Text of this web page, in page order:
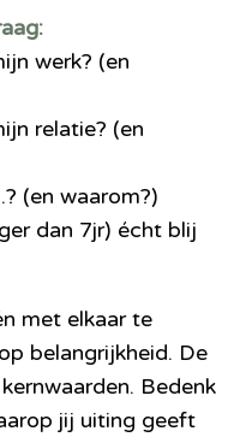
werk? (en
relatie? (en
(en waarom?)
dan 7jr) écht blij
met elkaar te
belangrijkheid. De
Bedenk
jij uiting geeft